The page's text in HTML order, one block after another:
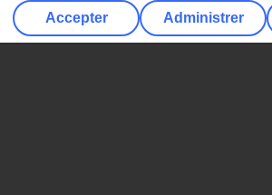
Accepter Administrer